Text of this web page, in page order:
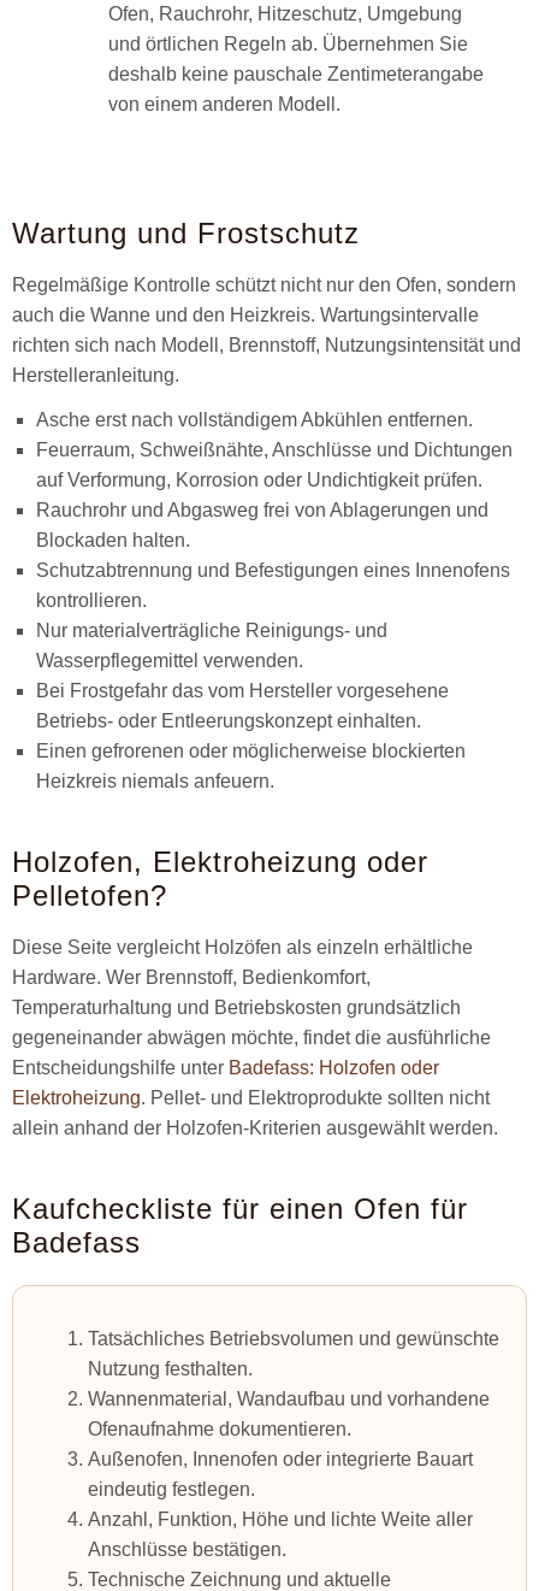
Ofen, Rauchrohr, Hitzeschutz, Umgebung
und örtlichen Regeln ab. Übernehmen Sie
deshalb keine pauschale Zentimeterangabe
von einem anderen Modell.
Wartung und Frostschutz
Regelmäßige Kontrolle schützt nicht nur den Ofen, sondern
auch die Wanne und den Heizkreis. Wartungsintervalle
richten sich nach Modell, Brennstoff, Nutzungsintensität und
Herstelleranleitung.
Asche erst nach vollständigem Abkühlen entfernen.
Feuerraum, Schweißnähte, Anschlüsse und Dichtungen
auf Verformung, Korrosion oder Undichtigkeit prüfen.
Rauchrohr und Abgasweg frei von Ablagerungen und
Blockaden halten.
Schutzabtrennung und Befestigungen eines Innenofens
kontrollieren.
Nur materialverträgliche Reinigungs- und
Wasserpflegemittel verwenden.
Bei Frostgefahr das vom Hersteller vorgesehene
Betriebs- oder Entleerungskonzept einhalten.
Einen gefrorenen oder möglicherweise blockierten
Heizkreis niemals anfeuern.
Holzofen, Elektroheizung oder
Pelletofen?
Diese Seite vergleicht Holzöfen als einzeln erhältliche
Hardware. Wer Brennstoff, Bedienkomfort,
Temperaturhaltung und Betriebskosten grundsätzlich
gegeneinander abwägen möchte, findet die ausführliche
Entscheidungshilfe unter Badefass: Holzofen oder
Elektroheizung. Pellet- und Elektroprodukte sollten nicht
allein anhand der Holzofen-Kriterien ausgewählt werden.
Kaufcheckliste für einen Ofen für
Badefass
Tatsächliches Betriebsvolumen und gewünschte
Nutzung festhalten.
Wannenmaterial, Wandaufbau und vorhandene
Ofenaufnahme dokumentieren.
Außenofen, Innenofen oder integrierte Bauart
eindeutig festlegen.
Anzahl, Funktion, Höhe und lichte Weite aller
Anschlüsse bestätigen.
Technische Zeichnung und aktuelle